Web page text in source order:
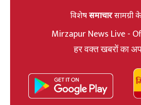
विशेषसमाचारसामग्री
Mirzapur News Live -
हर वक्त खबरों का